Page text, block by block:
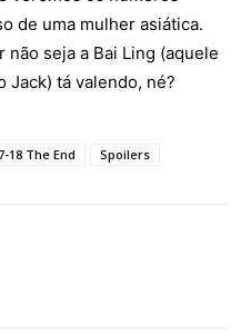
de uma mulher asiática.
seja a Bai Ling (aquele
Jack) tá valendo, né?
18 The End Spoilers